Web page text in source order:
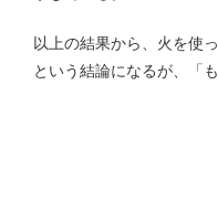
以上の結果から、火を使
という結論になるが、「